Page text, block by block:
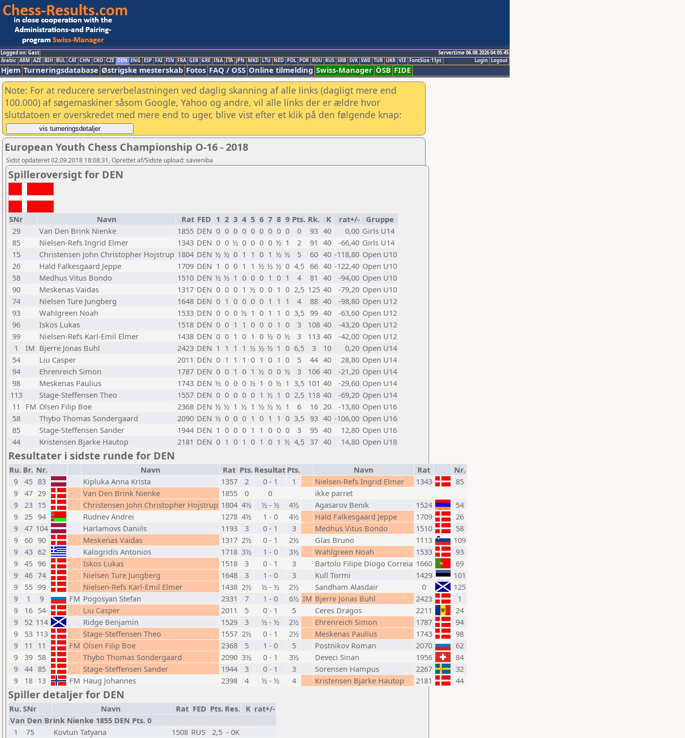
Logged on: Gast
Servertime 06.08.2026 04:05:45
Logout
Login
Arabic ARM AZE BIH BUL CAT CHN CRO CZE DEN ENG ESP FAI FIN FRA GER GRE INA ITA JPN MKD LTU NED POL POR ROU RUS SRB SVK SWE TUR UKR VIE FontSize:11pt
Hjem Turneringsdatabase Østrigske mesterskab Fotos FAQ / OSS Online tilmelding Swiss-Manager ÖSB FIDE
Note: For at reducere serverbelastningen ved daglig skanning af alle links (dagligt mere end
100.000) af søgemaskiner såsom Google, Yahoo og andre, vil alle links der er ældre hvor
slutdatoen er overskredet med mere end to uger, blive vist efter et klik på den følgende knap:
European Youth Chess Championship O-16 - 2018
Sidst opdateret 02.09.2018 18:08:31, Oprettet af/Sidste upload: savieniba
Spilleroversigt for DEN
SNr Navn Rat FED 1 2 3 4 5 6 7 8 9 Pts. Rk. K rat+/-
Gruppe
29
Van Den Brink Nienke 1855 DEN 0 0 0 0 0 0 0 0 0 0 93 40 0,00 Girls U14
85
Nielsen-Refs Ingrid Elmer 1343 DEN 0 0 ½ 0 0 0 0 ½ 1 2 91 40 -66,40 Girls U14
15
Christensen John Christopher Hojstrup 1804 DEN ½ ½ 0 1 1 0 1 ½ ½ 5 60 40 -118,80 Open U10
26
Hald Falkesgaard Jeppe 1709 DEN 1 0 0 1 1 ½ ½ ½ 0 4,5 66 40 -122,40 Open U10
58
Medhus Vitus Bondo 1510 DEN ½ ½ 1 0 0 0 1 0 1 4 81 40 -94,00 Open U10
90
Meskenas Vaidas 1317 DEN 0 0 0 1 ½ 0 0 1 0 2,5 125 40 -79,20 Open U10
74
Nielsen Ture Jungberg 1648 DEN 0 1 0 0 0 0 1 1 1 4 88 40 -98,80 Open U12
93
Wahlgreen Noah 1533 DEN 0 0 0 ½ 1 0 1 1 0 3,5 99 40 -63,60 Open U12
96
Iskos Lukas 1518 DEN 0 0 1 1 0 0 0 1 0 3 108 40 -43,20 Open U12
99
Nielsen-Refs Karl-Emil Elmer 1438 DEN 0 0 1 0 1 0 ½ 0 ½ 3 113 40 -42,00 Open U12
1
IM Bjerre Jonas Buhl 2423 DEN 1 1 1 1 ½ ½ ½ 1 0 6,5 3 10 0,20 Open U14
54
Liu Casper 2011 DEN 0 1 1 1 0 1 0 1 0 5 44 40 28,80 Open U14
94
Ehrenreich Simon 1787 DEN 0 0 1 0 1 ½ 0 0 ½ 3 106 40 -21,20 Open U14
98
Meskenas Paulius 1743 DEN ½ 0 0 0 ½ 1 0 ½ 1 3,5 101 40 -29,60 Open U14
113
Stage-Steffensen Theo 1557 DEN 0 0 0 0 0 1 ½ 1 0 2,5 118 40 -69,20 Open U14
11
FM Olsen Filip Boe 2368 DEN ½ ½ 1 ½ 1 ½ ½ ½ 1 6 16 20 -13,80 Open U16
58
Thybo Thomas Sondergaard 2090 DEN ½ 0 0 0 1 0 1 1 0 3,5 93 40 -106,00 Open U16
85
Stage-Steffensen Sander 1944 DEN 1 0 0 0 1 1 0 0 0 3 95 40 12,80 Open U16
44
Kristensen Bjarke Hautop 2181 DEN 0 1 0 1 0 1 0 1 ½ 4,5 37 40 14,80 Open U18
Resultater i sidste runde for DEN
Ru. Br. Nr. Navn Rat Pts. Resultat Pts. Navn Rat
Nr.
9
45 83 Kipluka Anna Krista 1357 2 0 - 1 1 Nielsen-Refs Ingrid Elmer 1343
85
9
47 29 Van Den Brink Nienke 1855 0 0
ikke parret
9
23 15 Christensen John Christopher Hojstrup 1804 4½ ½ - ½ 4½ Agasarov Benik 1524
54
9
25 94 Rudnev Andrei 1278 4½ 1 - 0 4½ Hald Falkesgaard Jeppe 1709
26
9
47 104 Harlamovs Daniils 1193 3 0 - 1 3 Medhus Vitus Bondo 1510
58
9
60 90 Meskenas Vaidas 1317 2½ 0 - 1 2½ Glas Bruno 1113
109
9
43 62 Kalogridis Antonios 1718 3½ 1 - 0 3½ Wahlgreen Noah 1533
93
9
45 96 Iskos Lukas 1518 3 0 - 1 3 Bartolo Filipe Diogo Correia 1660
69
9
46 74 Nielsen Ture Jungberg 1648 3 1 - 0 3 Kull Tormi 1429
101
9
55 99 Nielsen-Refs Karl-Emil Elmer 1438 2½ ½ - ½ 2½ Sandham Alasdair 0
125
9
1 9 FM Pogosyan Stefan 2331 7 1 - 0 6½ IM Bjerre Jonas Buhl 2423
1
9
16 54 Liu Casper 2011 5 0 - 1 5 Ceres Dragos 2211
24
9
52 114 Ridge Benjamin 1529 3 ½ - ½ 2½ Ehrenreich Simon 1787
94
9
53 113 Stage-Steffensen Theo 1557 2½ 0 - 1 2½ Meskenas Paulius 1743
98
9
11 11 FM Olsen Filip Boe 2368 5 1 - 0 5 Postnikov Roman 2070
62
9
39 58 Thybo Thomas Sondergaard 2090 3½ 0 - 1 3½ Deveci Sinan 1956
84
9
44 85 Stage-Steffensen Sander 1944 3 0 - 1 3 Sorensen Hampus 2267
32
9
18 13 FM Haug Johannes 2398 4 ½ - ½ 4 Kristensen Bjarke Hautop 2181 44
Spiller detaljer for DEN
Ru.SNr Navn Rat FED Pts. Res. K rat+/-
Van Den Brink Nienke 1855 DEN Pts. 0
1
75 Kovtun Tatyana 1508 RUS 2,5 - 0K